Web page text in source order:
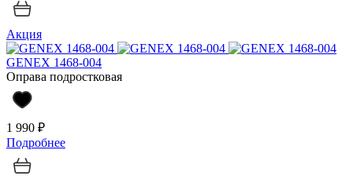
Акция
GENEX 1468-004
Оправа подростковая
1 990 ₽
Подробнее